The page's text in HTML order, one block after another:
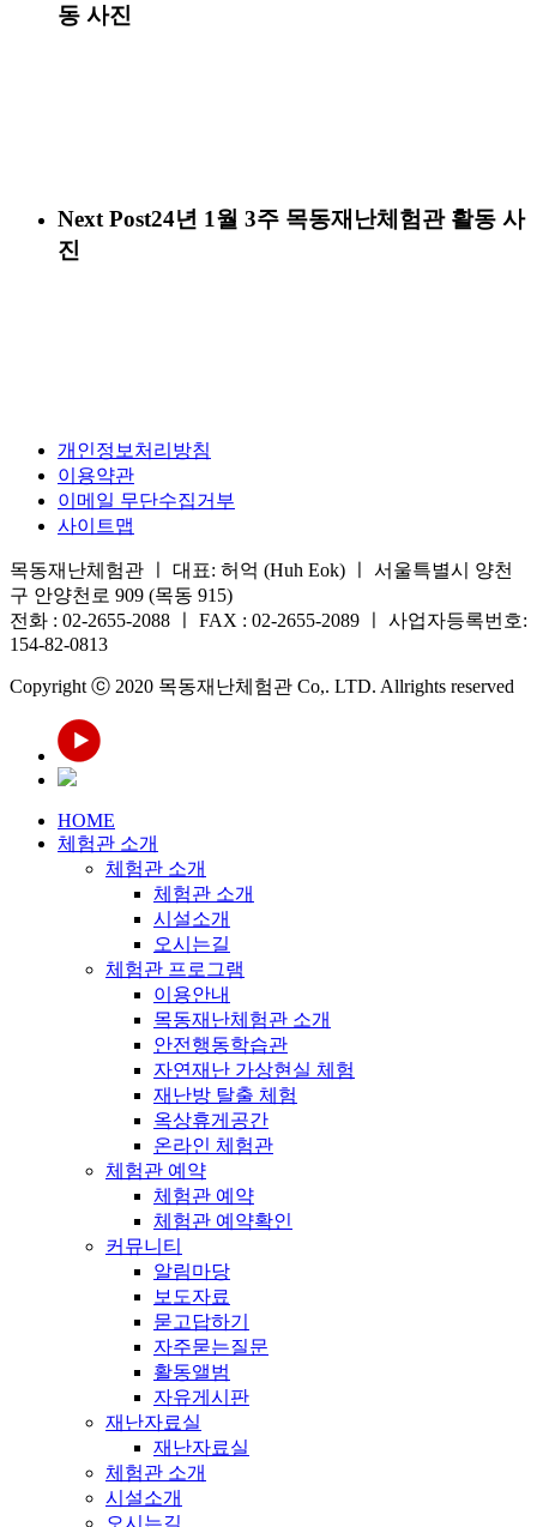
동 사진
Next Post24년 1월 3주 목동재난체험관 활동 사
진
개인정보처리방침
이용약관
이메일 무단수집거부
사이트맵
목동재난체험관 ㅣ 대표: 허억 (Huh Eok) ㅣ 서울특별시 양천
구 안양천로 909 (목동 915)
전화 : 02-2655-2088 ㅣ FAX : 02-2655-2089 ㅣ 사업자등록번호:
154-82-0813
Copyright ⓒ 2020 목동재난체험관 Co,. LTD. Allrights reserved
HOME
체험관 소개
체험관 소개
체험관 소개
시설소개
오시는길
체험관 프로그램
이용안내
목동재난체험관 소개
안전행동학습관
자연재난 가상현실 체험
재난방 탈출 체험
옥상휴게공간
온라인 체험관
체험관 예약
체험관 예약
체험관 예약확인
커뮤니티
알림마당
보도자료
묻고답하기
자주묻는질문
활동앨범
자유게시판
재난자료실
재난자료실
체험관 소개
시설소개